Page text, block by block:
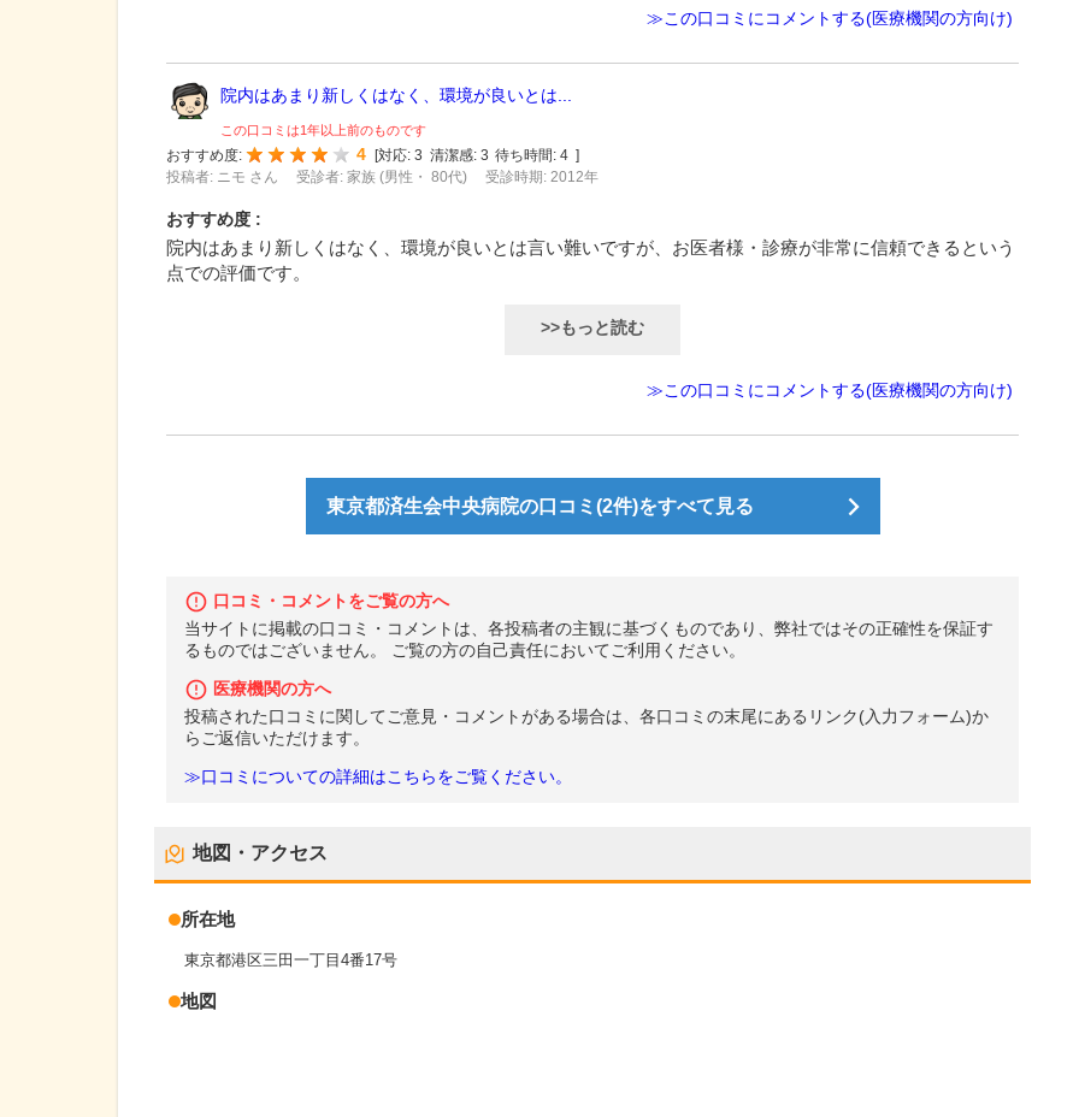
≫この口コミにコメントする(医療機関の方向け)
院内はあまり新しくはなく、環境が良いとは...
この口コミは1年以上前のものです
おすすめ度:
4 対応: 3 清潔感: 3 待ち時間: 4
投稿者: ニモ さん
受診者: 家族 (男性・ 80代) 受診時期: 2012年
おすすめ度 :
院内はあまり新しくはなく、環境が良いとは言い難いですが、お医者様・診療が非常に信頼できるという
点での評価です。
>>もっと読む
≫この口コミにコメントする(医療機関の方向け)
東京都済生会中央病院の口コミ(2件)をすべて見る
口コミ・コメントをご覧の方へ
当サイトに掲載の口コミ・コメントは、各投稿者の主観に基づくものであり、弊社ではその正確性を保証す
るものではございません。 ご覧の方の自己責任においてご利用ください。
医療機関の方へ
投稿された口コミに関してご意見・コメントがある場合は、各口コミの末尾にあるリンク(入力フォーム)か
らご返信いただけます。
≫口コミについての詳細はこちらをご覧ください。
地図・アクセス
所在地
東京都港区三田一丁目4番17号
地図